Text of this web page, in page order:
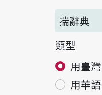
揣辭典
類型
用臺
用華